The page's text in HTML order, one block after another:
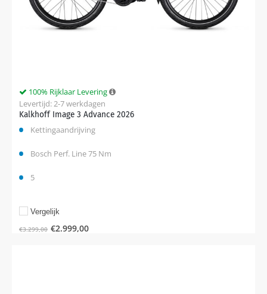
Kalkhoff Image 3 Advance 2026
100% Rijklaar Levering
Levertijd: 2-7 werkdagen
Kettingaandrijving
Bosch Perf. Line 75 Nm
5
€3.299,00 €2.999,00
Vergelijk